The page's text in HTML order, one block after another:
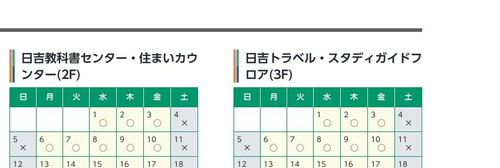
日吉教科書センター・住まいカウ
ンター(2F)
日 月 火 水 木 金 土
1
○
2
○
3
○
4
×
5
×
6
○
7
○
8
○
9
○
10
○
11
×
12 13 14 15 16 17 18
日吉トラベル・スタディガイドフ
ロア(3F)
日 月 火 水 木 金 土
1
○
2
○
3
○
4
×
5
×
6
○
7
○
8
○
9
○
10
○
11
×
12 13 14 15 16 17 18